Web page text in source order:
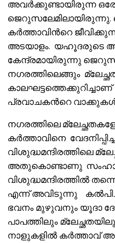
അവർക്കുണ്ടായിരുന്ന
കർത്താവിൻറെ
അടയാളം. യഹൂദരുടെ
കേന്ദ്രമായിരുന്നു
നഗരത്തിലെങ്ങും
പ്രവാചകൻറെ
നഗരത്തിലെ
കർത്താവിനെ
വിശുദ്ധമന്ദിരത്തിലെ
അതുകൊണ്ടാണു
വിശുദ്ധമന്ദിരത്തിൽ
എന്ന് അവിടുന്നു
ഭവനം മുഴുവനും യൂദാ
പാപത്തിലും
നാളുകളിൽ കർത്താവ്